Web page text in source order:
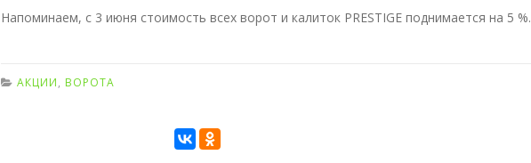
Напоминаем, с 3 июня стоимость всех ворот и калиток PRESTIGE поднимается на 5 %.
АКЦИИ, ВОРОТА